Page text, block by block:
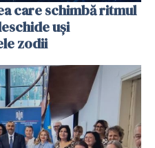
care schimbă ritmul
uși
zodii